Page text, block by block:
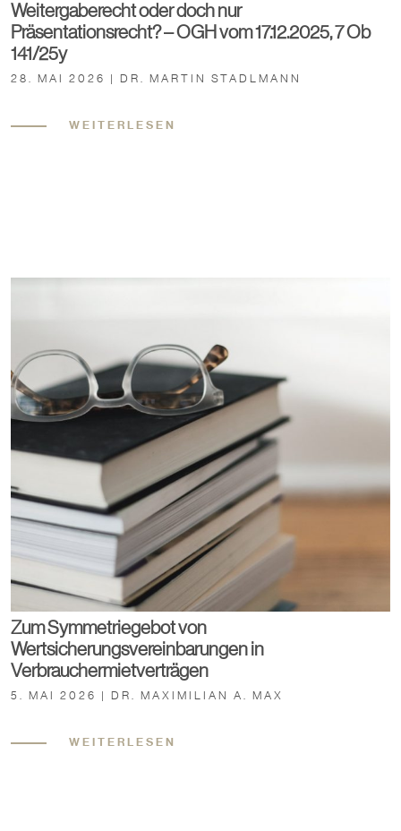
Weitergaberecht oder doch nur
Präsentationsrecht? – OGH vom 17.12.2025, 7 Ob
141/25y
28. MAI 2026 | DR. MARTIN STADLMANN
WEITERLESEN
Zum Symmetriegebot von
Wertsicherungsvereinbarungen in
Verbrauchermietverträgen
5. MAI 2026 | DR. MAXIMILIAN A. MAX
WEITERLESEN